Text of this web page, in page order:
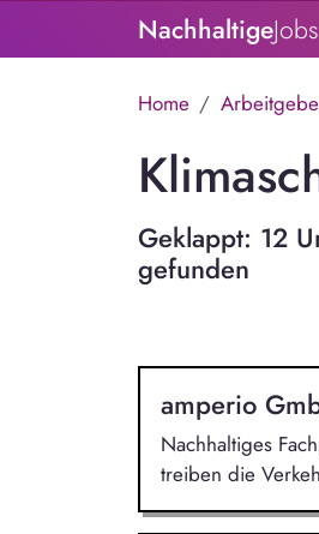
NachhaltigeJobs
Home
Geklappt: 12
gefunden
amperio
Nachhaltiges
treiben die